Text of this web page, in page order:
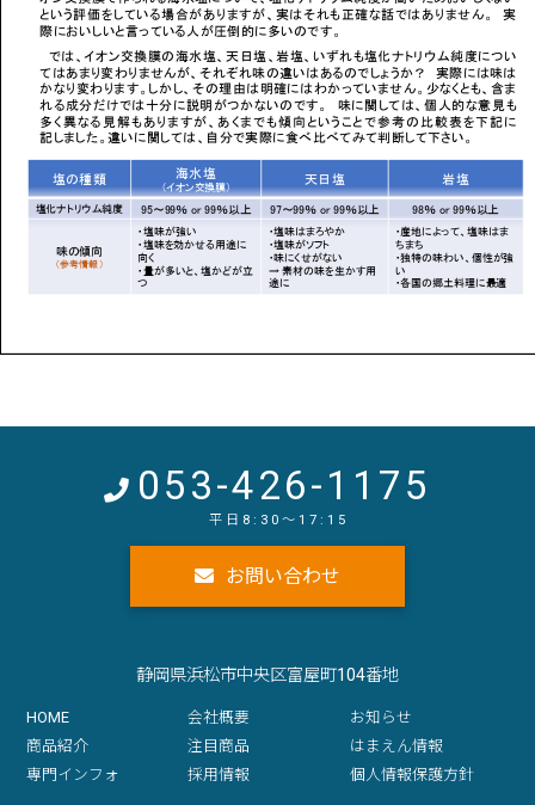
静岡県浜松市中央区富屋町104番地
053-426-1175
お問い合わせ
HOME 会社概要
お知らせ
商品紹介
注目商品
はまえん情報
専門インフォ
採用情報 個人情報保護方針